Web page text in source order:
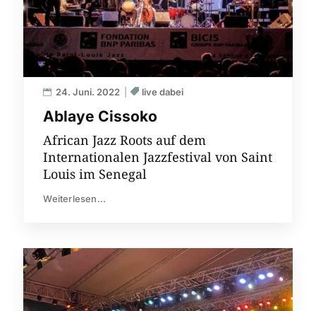
Ablaye Cissoko
24. Juni. 2022 live dabei
African Jazz Roots auf dem
Internationalen Jazzfestival von Saint
Louis im Senegal
Weiterlesen...